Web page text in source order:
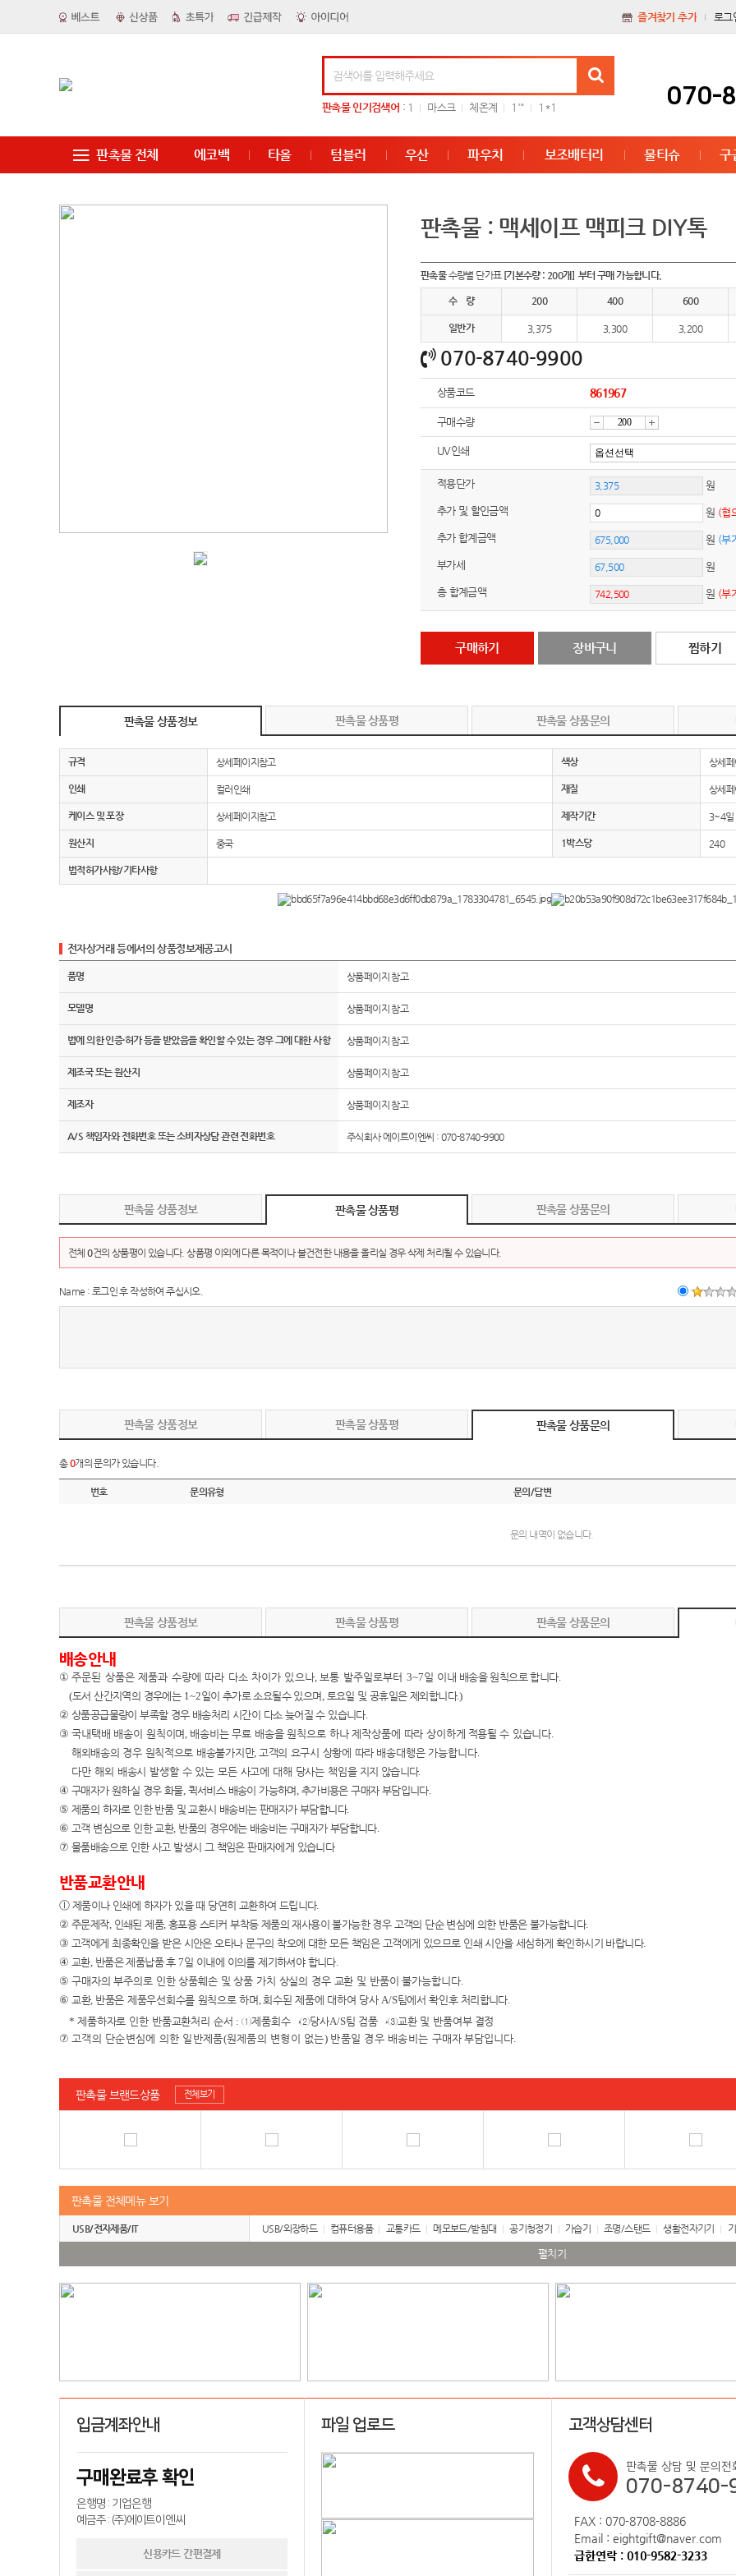
즐겨찾기 추가 로그
판촉물인기검색어 : 1 마스크 체온계 1'" 1*1 070-
판촉물 전체 에코백 타올 텀블러 우산 파우치 보조배터리 물티슈 구
판촉물 : 맥세이프 맥피크 DIY톡
판촉물수량별 단가표 [기본수량 : 200개] 부터 구매 가능합니다.
수 량 200 400 600
일반가 3,375 3,300 3,200
070-8740-9900
상품코드 861967
구매수량
감
소
증
가
UV인쇄
적용단가 원
추가 및 할인금액 원 (협
추가 합계금액 원 (부
부가세 원
총 합계금액 원 (부
구매하기 장바구니 찜하기
판촉물 상품정보 판촉물 상품평 판촉물 상품문의
규격 상세페이지참고 색상 상세
인쇄 컬러인쇄 재질 상세
케이스 및 포장 상세페이지참고 제작기간 3~4일
원산지 중국 1박스당 240
법적허가사항/기타사항
전자상거래 등에서의 상품정보제공고시
품명 상품페이지 참고
모델명 상품페이지 참고
법에 의한 인증·허가 등을 받았음을 확인할 수 있는 경우 그에 대한 사항 상품페이지 참고
제조국 또는 원산지 상품페이지 참고
제조자 상품페이지 참고
A/S 책임자와 전화번호 또는 소비자상담 관련 전화번호 주식회사 에이트이엔씨 : 070-8740-9900
판촉물 상품정보 판촉물 상품평 판촉물 상품문의
전체0건의 상품평이 있습니다. 상품평 이외에 다른 목적이나 불건전한 내용을 올리실 경우 삭제 처리될 수 있습니다.
Name : 로그인 후 작성하여 주십시오.
판촉물 상품정보 판촉물 상품평 판촉물 상품문의
총0개의 문의가 있습니다.
번호 문의유형 문의/답변
문의 내역이 없습니다.
판촉물 상품정보 판촉물 상품평 판촉물 상품문의
배송안내
① 주문된 상품은 제품과 수량에 따라 다소 차이가 있으나,보통 발주일로부터 3~7일 이내 배송을 원칙으로 합니다.
(도서 산간지역의 경우에는 1~2일이 추가로 소요될수 있으며, 토요일 및 공휴일은 제외합니다.)
② 상품공급물량이 부족할 경우 배송처리 시간이 다소 늦어질 수 있습니다.
③ 국내택배 배송이 원칙이며, 배송비는 무료 배송을 원칙으로 하나 제작상품에 따라 상이하게 적용될 수 있습니다.
해외배송의 경우 원칙적으로 배송불가지만, 고객의 요구시 상황에 따라 배송대행은 가능합니다.
다만 해외 배송시 발생할 수 있는 모든 사고에 대해 당사는 책임을 지지 않습니다.
④ 구매자가 원하실 경우 화물, 퀵서비스 배송이 가능하며, 추가비용은 구매자 부담입니다.
⑤ 제품의 하자로 인한 반품 및 교환시 배송비는 판매자가 부담합니다.
⑥ 고객 변심으로 인한 교환, 반품의 경우에는 배송비는 구매자가 부담합니다.
⑦ 물품배송으로 인한 사고 발생시 그 책임은 판매자에게 있습니다
반품교환안내
ⓛ 제품이나 인쇄에 하자가 있을 때 당연히 교환하여 드립니다.
② 주문제작, 인쇄된 제품,홍포용 스티커 부착등 제품의 재사용이 불가능한 경우 고객의 단순 변심에 의한 반품은 불가능합니다.
③ 고객에게 최종확인을 받은 시안은 오타나 문구의 착오에 대한 모든 책임은 고객에게 있으므로 인쇄 시안을 세심하게 확인하시기 바랍니다.
④ 교환, 반품은 제품납품 후7일 이내에 이의를 제기하셔야 합니다.
⑤ 구매자의 부주의로 인한 상품훼손 및 상품 가치 상실의 경우 교환 및 반품이 불가능합니다.
⑥ 교환, 반품은 제품우선회수를 원칙으로 하며,회수된 제품에 대하여 당사A/S팀에서 확인후 처리합니다.
* 제품하자로 인한 반품교환처리 순서 :①제품회수→②당사A/S팀 검품 →③교환 및 반품여부 결정
⑦ 고객의 단순변심에 의한 일반제품(원제품의 변형이 없는) 반품일 경우 배송비는 구매자 부담입니다.
판촉물 브랜드상품 전체보기
판촉물 전체메뉴 보기
USB/전자제품/IT USB/외장하드 컴퓨터용품 교통카드 메모보드/받침대 공기청정기 가습기 조명/스탠드 생활전자기기
펼치기
입금계좌안내
구매완료후 확인
은행명 : 기업은행
예금주 : (주)에이트이엔씨
신용카드 간편결제
파일 업로드 고객상담센터
판촉물 상담 및 문의전
070-8740-
FAX : 070-8708-8886
Email : eightgift@naver.com
급한연락 : 010-9582-3233